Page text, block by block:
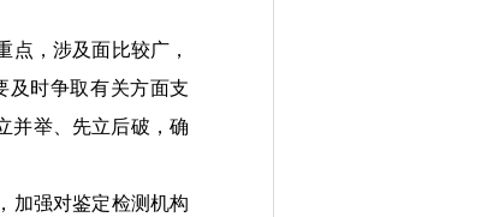
点，涉及面比较广，
及时争取有关方面支
并举、先立后破，确
加强对鉴定检测机构